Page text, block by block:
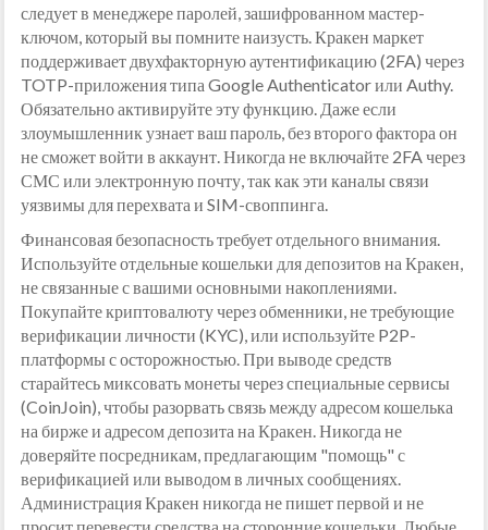
следует в менеджере паролей, зашифрованном мастер-
ключом, который вы помните наизусть. Кракен маркет
поддерживает двухфакторную аутентификацию (2FA) через
TOTP-приложения типа Google Authenticator или Authy.
Обязательно активируйте эту функцию. Даже если
злоумышленник узнает ваш пароль, без второго фактора он
не сможет войти в аккаунт. Никогда не включайте 2FA через
СМС или электронную почту, так как эти каналы связи
уязвимы для перехвата и SIM-своппинга.
Финансовая безопасность требует отдельного внимания.
Используйте отдельные кошельки для депозитов на Кракен,
не связанные с вашими основными накоплениями.
Покупайте криптовалюту через обменники, не требующие
верификации личности (KYC), или используйте P2P-
платформы с осторожностью. При выводе средств
старайтесь миксовать монеты через специальные сервисы
(CoinJoin), чтобы разорвать связь между адресом кошелька
на бирже и адресом депозита на Кракен. Никогда не
доверяйте посредникам, предлагающим "помощь" с
верификацией или выводом в личных сообщениях.
Администрация Кракен никогда не пишет первой и не